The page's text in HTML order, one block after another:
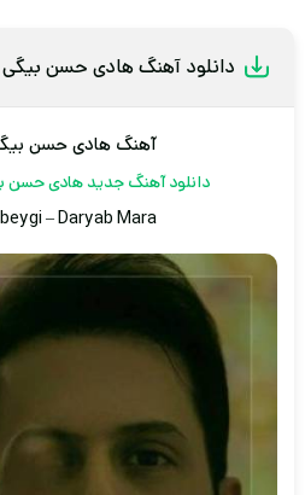
دانلود آهنگ هادی حسن بیگی
آهنگ هادی حسن
دانلود آهنگ جدید هادی حسن
–Daryab Mara